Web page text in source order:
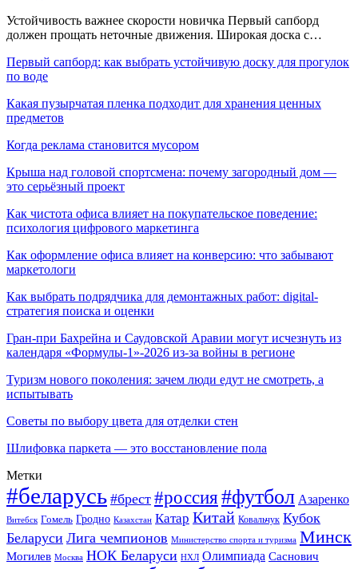
Устойчивость важнее скорости новичка Первый сапборд
должен прощать неточные движения. Широкая доска с…
Первый сапборд: как выбрать устойчивую доску для прогулок
по воде
Какая пузырчатая пленка подходит для хранения ценных
предметов
Когда реклама становится мусором
Крыша над головой спортсмена: почему загородный дом —
это серьёзный проект
Как чистота офиса влияет на покупательское поведение:
психология цифрового маркетинга
Как оформление офиса влияет на конверсию: что забывают
маркетологи
Как выбрать подрядчика для демонтажных работ: digital-
стратегия поиска и оценки
Гран-при Бахрейна и Саудовской Аравии могут исчезнуть из
календаря «Формулы-1»-2026 из-за войны в регионе
Туризм нового поколения: зачем люди едут не смотреть, а
испытывать
Советы по выбору цвета для отделки стен
Шлифовка паркета — это восстановление пола
Метки
#беларусь #брест #россия#футбол Азаренко
Витебск Гомель Гродно Казахстан Катар Китай Ковальчук Кубок
Беларуси Лига чемпионов Министерство спорта и туризма Минск
Могилев Москва НОК Беларуси НХЛ Олимпиада Саснович